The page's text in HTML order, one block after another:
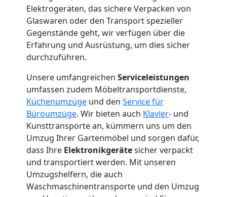
Elektrogeräten, das sichere Verpacken von
Glaswaren oder den Transport spezieller
Gegenstände geht, wir verfügen über die
Erfahrung und Ausrüstung, um dies sicher
durchzuführen.
Unsere umfangreichen Serviceleistungen
umfassen zudem Möbeltransportdienste,
Küchenumzüge und den Service für
Büroumzüge. Wir bieten auch Klavier- und
Kunsttransporte an, kümmern uns um den
Umzug Ihrer Gartenmöbel und sorgen dafür,
dass Ihre Elektronikgerätesicher verpackt
und transportiert werden. Mit unseren
Umzugshelfern, die auch
Waschmaschinentransporte und den Umzug
Umzug
Mann
LKW
Wiener
Neustadt